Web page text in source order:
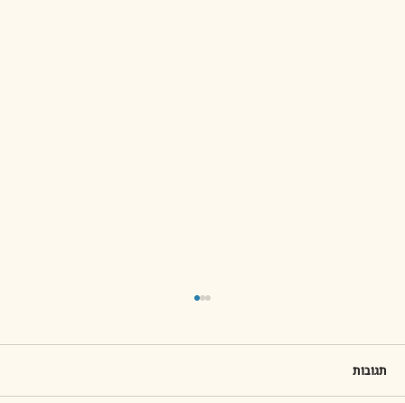
"וּיַרְא יוֹסֵף אֶת-אֶחָיו, וַיַּכִּרֵם; וַיִּתְנַכֵּר אֲלֵיהֶם וַיְדַבֵּר אִתָּם
קָשׁוֹת, וַיֹּאמֶר אֲלֵהֶם מֵאַיִן בָּאתֶם, וַיֹּאמְרוּ, מֵאֶרֶץ כְּנַעַן
לִשְׁבָּר-אֹכֶל. ח וַיַּכֵּר יוֹסֵף, אֶת-
תגובות